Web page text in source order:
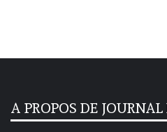
A PROPOS DE